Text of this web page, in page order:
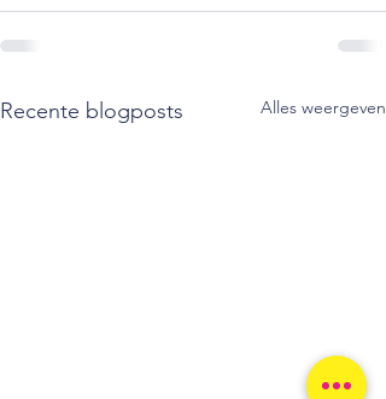
Recente blogposts Alles weergeven